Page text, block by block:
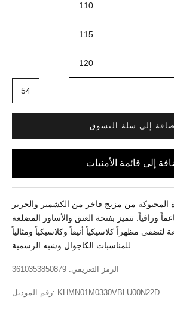
110
115
120
54
إلى سلة التسوق
من مزيج فاخر من الكشمير والحرير
وراقياً. تتميز بفتحة العنق والأساور المضلعة
لتضفي مظهراً كلاسيكياً أنيقاً وكلاسيكياً ومثالياً
الرمز التعريفي: 3610353850879
رقم الموديل: KHMN01M0330VBLU00N22D